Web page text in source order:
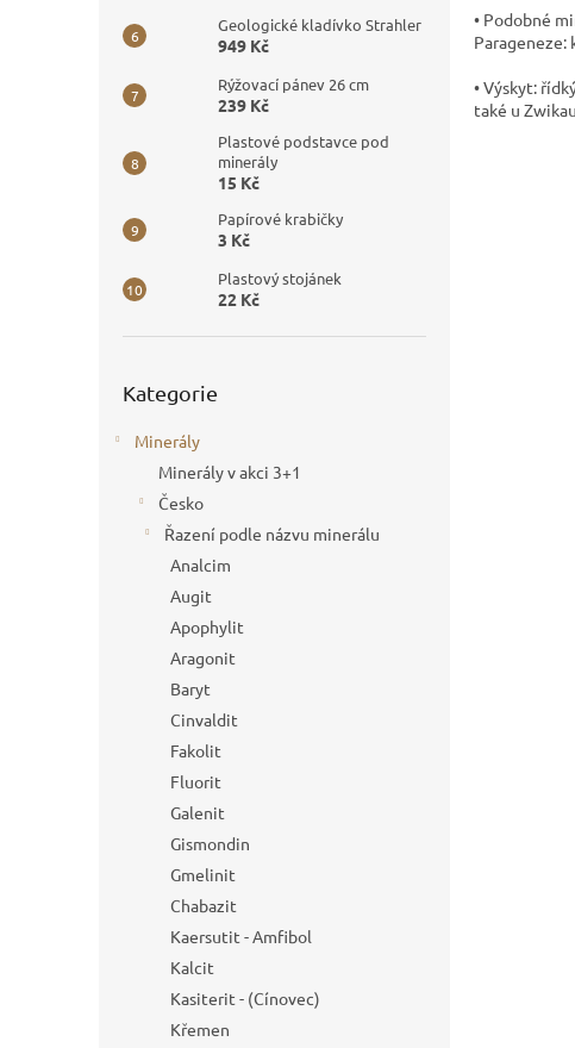
Geologické kladívko Strahler
949 Kč
Rýžovací pánev 26 cm
239 Kč
Plastové podstavce pod
minerály
15 Kč
Papírové krabičky
3 Kč
Plastový stojánek
22 Kč
kategorie
Kategorie
Minerály
Minerály v akci 3+1
Česko
Řazení podle názvu minerálu
Analcim
Augit
Apophylit
Aragonit
Baryt
Cinvaldit
Fakolit
Fluorit
Galenit
Gismondin
Gmelinit
Chabazit
Kaersutit - Amfibol
Kalcit
Kasiterit - (Cínovec)
Křemen
• Podobné
• Výskyt:
také u